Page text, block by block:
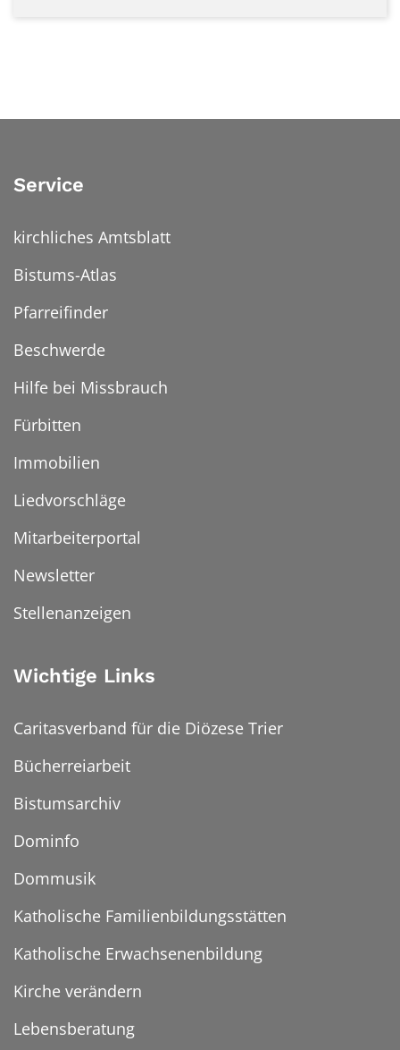
Service
kirchliches Amtsblatt
Bistums-Atlas
Pfarreifinder
Beschwerde
Hilfe bei Missbrauch
Fürbitten
Immobilien
Liedvorschläge
Mitarbeiterportal
Newsletter
Stellenanzeigen
Wichtige Links
Caritasverband für die Diözese Trier
Bücherreiarbeit
Bistumsarchiv
Dominfo
Dommusik
Katholische Familienbildungsstätten
Katholische Erwachsenenbildung
Kirche verändern
Lebensberatung